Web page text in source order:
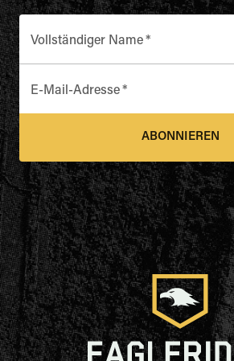
Vollständiger Name*
E-Mail-Adresse*
ABONNIEREN